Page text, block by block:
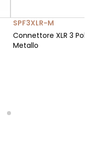
SPF3XLR-M
Connettore XLR 3 Poli
Metallo